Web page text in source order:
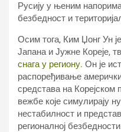
Русију у њеним
безбедност и
Осим тога, Ким Џонг Ун
Јапана и Јужне Кореје,
снага у региону. Он је
распоређивање
средстава на Корејском
вежбе које симулирају
нестабилност и
регионалној